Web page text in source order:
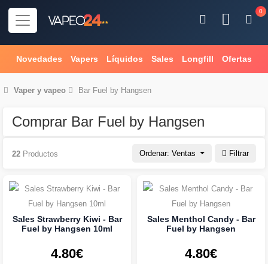
0
Novedades Vapers Líquidos Sales Longfill Ofertas
Vaper y vapeo Bar Fuel by Hangsen
Comprar Bar Fuel by Hangsen
Ordenar: Ventas Filtrar
22 Productos
Sales Strawberry Kiwi - Bar
Fuel by Hangsen 10ml
4.80€
Sales Menthol Candy - Bar
Fuel by Hangsen
4.80€